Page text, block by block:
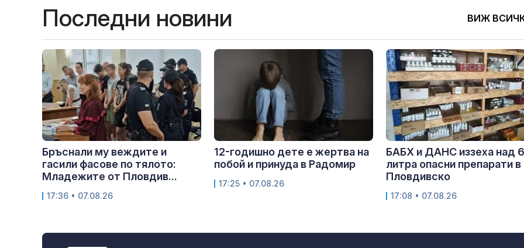
Последни новини ВИЖ
Бръснали му веждите и
гасили фасове по тялото:
Младежите от Пловдив...
17:36 • 07.08.26
12-годишно дете е жертва на
побой и принуда в Радомир
17:25 • 07.08.26
БАБХ и ДАНС иззеха над
литра опасни препарати в
Пловдивско
17:08 • 07.08.26